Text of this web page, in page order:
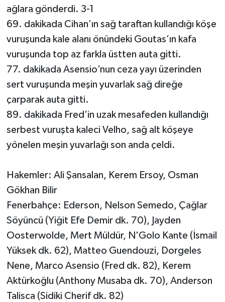
ağlara gönderdi. 3-1
69. dakikada Cihan’ın sağ taraftan kullandığı köşe
vuruşunda kale alanı önündeki Goutas’ın kafa
vuruşunda top az farkla üstten auta gitti.
77. dakikada Asensio’nun ceza yayı üzerinden
sert vuruşunda meşin yuvarlak sağ direğe
çarparak auta gitti.
89. dakikada Fred’in uzak mesafeden kullandığı
serbest vuruşta kaleci Velho, sağ alt köşeye
yönelen meşin yuvarlağı son anda çeldi.
Hakemler: Ali Şansalan, Kerem Ersoy, Osman
Gökhan Bilir
Fenerbahçe: Ederson, Nelson Semedo, Çağlar
Söyüncü (Yiğit Efe Demir dk. 70), Jayden
Oosterwolde, Mert Müldür, N'Golo Kante (İsmail
Yüksek dk. 62), Matteo Guendouzi, Dorgeles
Nene, Marco Asensio (Fred dk. 82), Kerem
Aktürkoğlu (Anthony Musaba dk. 70), Anderson
Talisca (Sidiki Cherif dk. 82)